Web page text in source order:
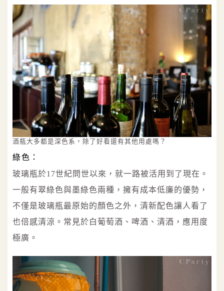
酒瓶大多都是深色系，除了好看還有其他用處嗎？
綠色：
玻璃瓶於17世紀問世以來，就一路被活用到了現在。
一般有翠綠色與墨綠色兩種，擁有成本低廉的優勢，
不僅是玻璃瓶最原始的顏色之外，清新配色讓人看了
也倍感清涼。常見於白葡萄酒、啤酒、清酒，應用度
極廣。